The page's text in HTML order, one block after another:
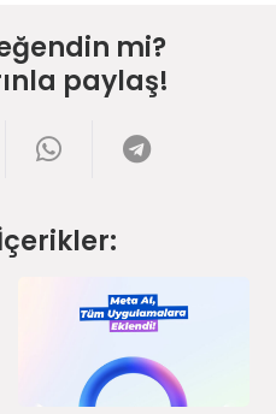
mi?
paylaş!